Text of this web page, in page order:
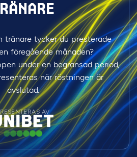
tränare tycker du presterade
föregående månaden?
under en begränsad period,
när röstningen är
avslutad.
AV